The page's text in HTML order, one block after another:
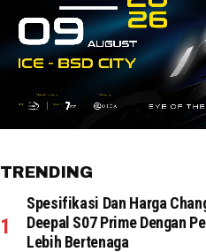
TRENDING
Spesifikasi Dan Harga
Deepal S07 Prime Dengan
Lebih Bertenaga